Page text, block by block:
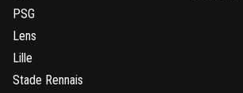
PSG
Lens
Lille
Stade Rennais